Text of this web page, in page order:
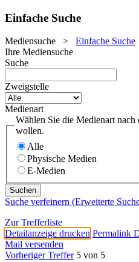
Einfache Suche
Mediensuche > Einfache Suche
Ihre Mediensuche
Suche
Zweigstelle
Medienart
Wählen Sie die Medienart nach
wollen.
Alle
Physische Medien
E-Medien
Suche verfeinern (Erweiterte
Zur Trefferliste
Detailanzeige drucken Permalink
Mail versenden
Vorheriger Treffer 5 von 5